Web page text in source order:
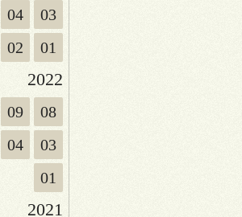
04
03
02
01
2022
09
08
04
03
01
2021